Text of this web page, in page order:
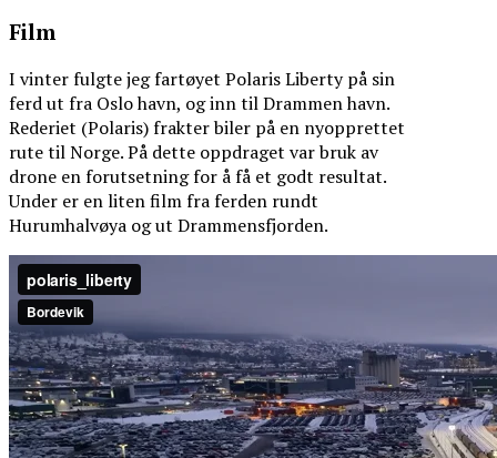
Film
I vinter fulgte jeg fartøyet Polaris Liberty på sin
ferd ut fra Oslo havn, og inn til Drammen havn.
Rederiet (Polaris) frakter biler på en nyopprettet
rute til Norge. På dette oppdraget var bruk av
drone en forutsetning for å få et godt resultat.
Under er en liten film fra ferden rundt
Hurumhalvøya og ut Drammensfjorden.